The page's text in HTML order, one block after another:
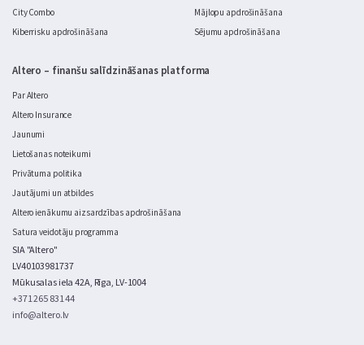
City Combo
Kiberrisku apdrošināšana
Mājlopu apdrošināšana
Sējumu apdrošināšana
Altero – finanšu salīdzināšanas platforma
Par Altero
Altero Insurance
Jaunumi
Lietošanas noteikumi
Privātuma politika
Jautājumi un atbildes
Altero ienākumu aizsardzības apdrošināšana
Satura veidotāju programma
SIA "Altero"
LV40103981737
Mūkusalas iela 42A, Rīga, LV-1004
+371 265 831 44
info@altero.lv